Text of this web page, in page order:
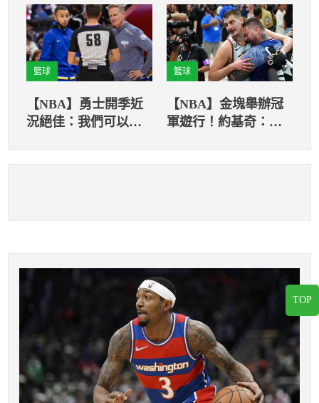
總：我相信他一定可
以
籃球
【NBA】勇士開季近
況絕佳：我們可以拿
籃球
【NBA】金塊舉辦冠
軍遊行！約基奇：我
TOP